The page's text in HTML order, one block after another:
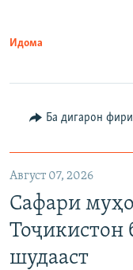
Идома
Ба дигарон
Август 07, 2026
Сафари
Тоҷикистон
шудааст